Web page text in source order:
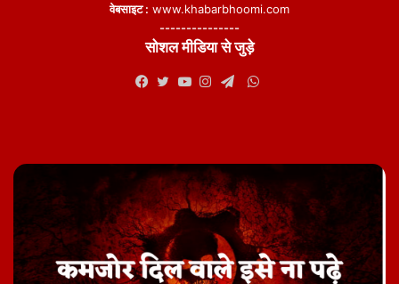
वेबसाइट : www.khabarbhoomi.com
---------------
सोशल मीडिया से जुड़े
WhatsApp